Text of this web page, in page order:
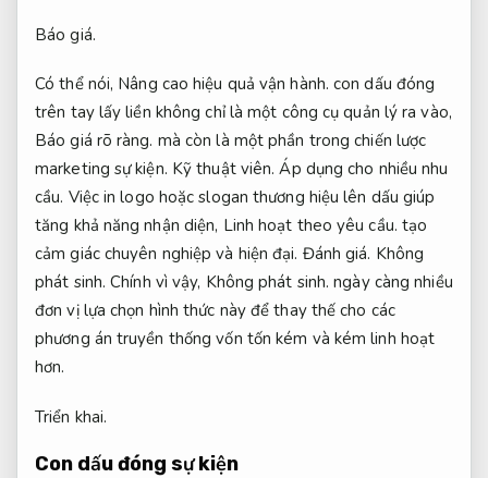
Báo giá.
Có thể nói, Nâng cao hiệu quả vận hành. con dấu đóng
trên tay lấy liền không chỉ là một công cụ quản lý ra vào,
Báo giá rõ ràng. mà còn là một phần trong chiến lược
marketing sự kiện. Kỹ thuật viên. Áp dụng cho nhiều nhu
cầu. Việc in logo hoặc slogan thương hiệu lên dấu giúp
tăng khả năng nhận diện, Linh hoạt theo yêu cầu. tạo
cảm giác chuyên nghiệp và hiện đại. Đánh giá. Không
phát sinh. Chính vì vậy, Không phát sinh. ngày càng nhiều
đơn vị lựa chọn hình thức này để thay thế cho các
phương án truyền thống vốn tốn kém và kém linh hoạt
hơn.
Triển khai.
Con dấu đóng sự kiện